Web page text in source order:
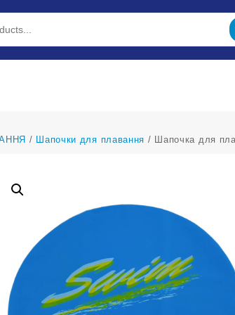
/ Шапочки для плавання / Шапочка для